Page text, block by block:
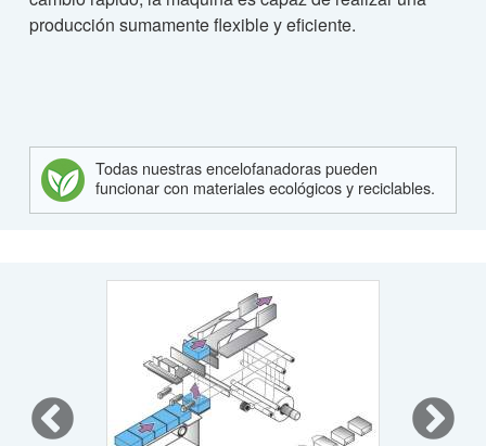
producción sumamente flexible y eficiente.
Todas nuestras encelofanadoras pueden
funcionar con materiales ecológicos y reciclables.